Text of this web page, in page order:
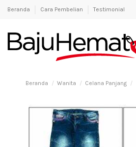
Beranda Cara Pembelian Testimonial
Beranda Wanita Celana Panjang